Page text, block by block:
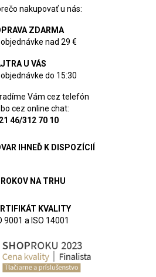
nakupovať u nás:
ZDARMA
nad 29 €
U VÁS
do 15:30
Vám cez telefón
cez online chat:
46/312 70 10
IHNEĎ K DISPOZÍCIÍ
NA TRHU
KVALITY
9001 a ISO 14001